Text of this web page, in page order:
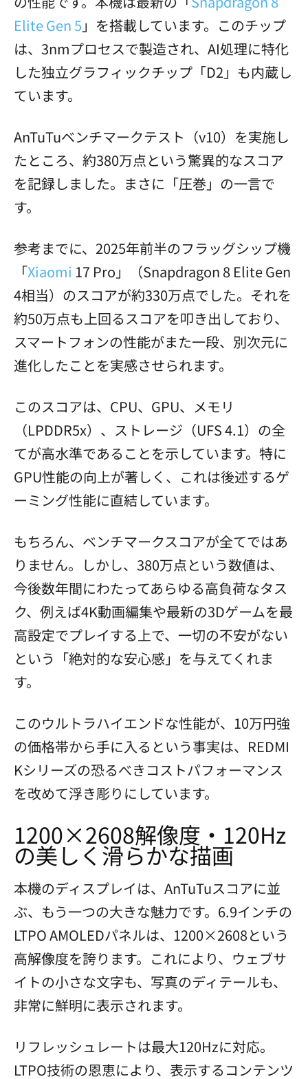
Elite Gen 5 」を搭載しています。このチップ
は、3nmプロセスで製造され、AI処理に特化
した独立グラフィックチップ「D2」も内蔵し
ています。
AnTuTuベンチマークテスト（v10）を実施し
たところ、約380万点という驚異的なスコア
を記録しました。まさに「圧巻」の一言で
す。
参考までに、2025年前半のフラッグシップ機
「Xiaomi 17 Pro」（Snapdragon 8 Elite Gen
4相当）のスコアが約330万点でした。それを
約50万点も上回るスコアを叩き出しており、
スマートフォンの性能がまた一段、別次元に
進化したことを実感させられます。
このスコアは、CPU、GPU、メモリ
（LPDDR5x）、ストレージ（UFS 4.1）の全
てが高水準であることを示しています。特に
GPU性能の向上が著しく、これは後述するゲ
ーミング性能に直結しています。
もちろん、ベンチマークスコアが全てではあ
りません。しかし、380万点という数値は、
今後数年間にわたってあらゆる高負荷なタス
ク、例えば4K動画編集や最新の3Dゲームを最
高設定でプレイする上で、一切の不安がない
という「絶対的な安心感」を与えてくれま
す。
このウルトラハイエンドな性能が、10万円強
の価格帯から手に入るという事実は、REDMI
Kシリーズの恐るべきコストパフォーマンス
を改めて浮き彫りにしています。
1200×2608解像度・120Hz
の美しく滑らかな描画
本機のディスプレイは、AnTuTuスコアに並
ぶ、もう一つの大きな魅力です。6.9インチの
LTPO AMOLEDパネルは、1200×2608という
高解像度を誇ります。これにより、ウェブサ
イトの小さな文字も、写真のディテールも、
非常に鮮明に表示されます。
リフレッシュレートは最大120Hzに対応。
LTPO技術の恩恵により、表示するコンテンツ